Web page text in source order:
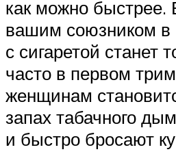
как можно быстрее.
вашим союзником в
с сигаретой станет
часто в первом
женщинам
запах табачного
и быстро бросают